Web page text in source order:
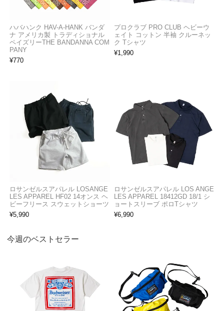
ハバハンク HAV-A-HANK バンダ
ナ アメリカ製 トラディショナル
ペイズリーTHE BANDANNA COM
PANY
¥770
プロクラブ PRO CLUB ヘビーウ
ェイト コットン 半袖 クルーネッ
ク Tシャツ
¥1,990
ロサンゼルスアパレル LOSANGE
LES APPAREL HF02 14オンス ヘ
ビーフリース スウェットショーツ
¥5,990
ロサンゼルスアパレル LOS ANGE
LES APPAREL 18412GD 18/1 シ
ョートスリーブ ポロTシャツ
¥6,990
今週のベストセラー